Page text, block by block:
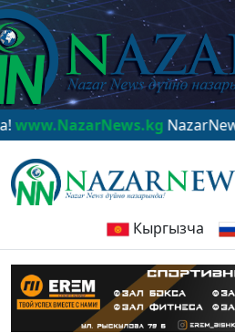
NazarNews - в центре
Кыргызча